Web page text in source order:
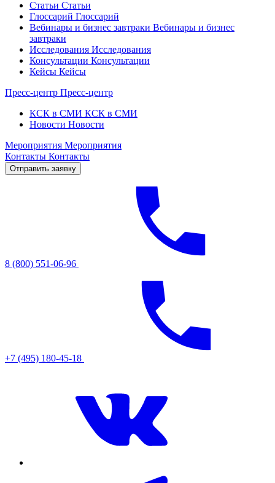
Статьи Статьи
Глоссарий Глоссарий
Вебинары и бизнес завтраки Вебинары и бизнес
завтраки
Исследования Исследования
Консультации Консультации
Кейсы Кейсы
Пресс-центр Пресс-центр
КСК в СМИ КСК в СМИ
Новости Новости
Мероприятия Мероприятия
Контакты Контакты
Отправить заявку
8 (800) 551-06-96
+7 (495) 180-45-18